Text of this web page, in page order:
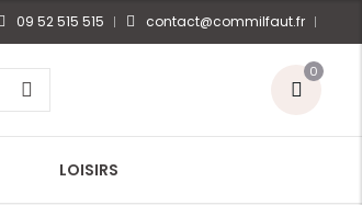
09 52 515 515 contact@commilfaut.fr
0
LOISIRS